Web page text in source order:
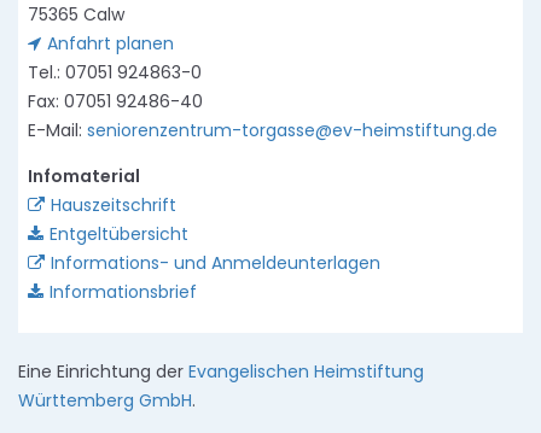
75365 Calw
Anfahrt planen
Tel.: 07051 924863-0
Fax: 07051 92486-40
E-Mail: seniorenzentrum-torgasse@ev-heimstiftung.de
Infomaterial
Hauszeitschrift
Entgeltübersicht
Informations- und Anmeldeunterlagen
Informationsbrief
Eine Einrichtung der Evangelischen Heimstiftung
Württemberg GmbH.